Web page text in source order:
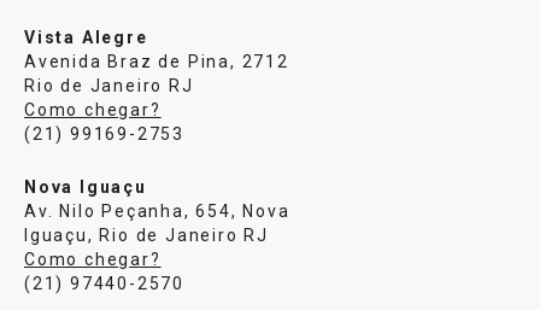
Vista Alegre
Avenida Braz de Pina, 2712
Rio de Janeiro RJ
Como chegar?
(21) 99169-2753
Nova Iguaçu
Av. Nilo Peçanha, 654, Nova
Iguaçu, Rio de Janeiro RJ
Como chegar?
(21) 97440-2570